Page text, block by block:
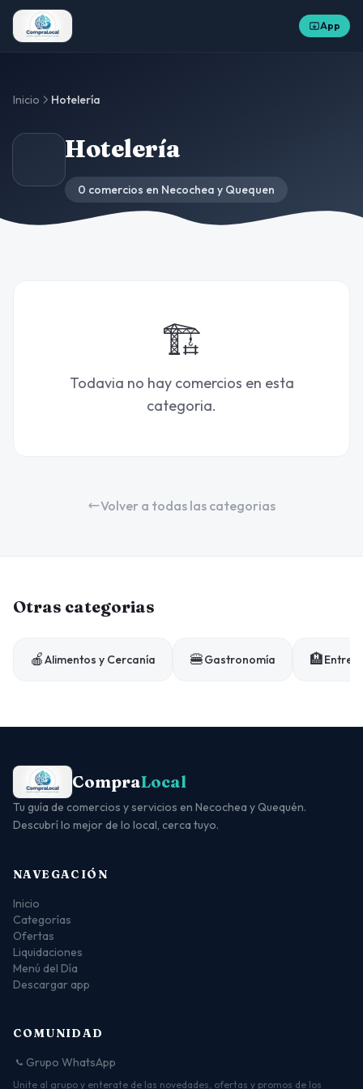
App
Inicio Hotelería
Hotelería
0 comercios en Necochea y Quequen
🏗️
Todavia no hay comercios en esta
categoria.
Volver a todas las categorias
Otras categorias
🍎Alimentos y Cercanía 🍔Gastronomía 🏨
CompraLocal
Tu guía de comercios y servicios en Necochea y Quequén.
Descubrí lo mejor de lo local, cerca tuyo.
NAVEGACIÓN
Inicio
Categorías
Ofertas
Liquidaciones
Menú del Día
Descargar app
COMUNIDAD
Grupo WhatsApp
Unite al grupo y enterate de las novedades, ofertas y promos de los